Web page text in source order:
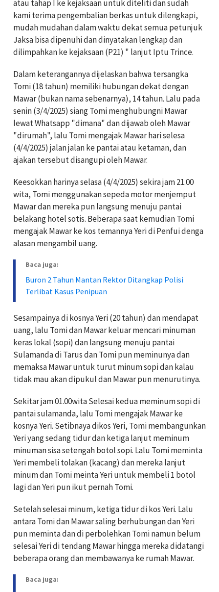
atau tahap I ke kejaksaan untuk diteliti dan sudah
kami terima pengembalian berkas untuk dilengkapi,
mudah mudahan dalam waktu dekat semua petunjuk
Jaksa bisa dipenuhi dan dinyatakan lengkap dan
dilimpahkan ke kejaksaan (P21) " lanjut Iptu Trince.
Dalam keterangannya dijelaskan bahwa tersangka
Tomi (18 tahun) memiliki hubungan dekat dengan
Mawar (bukan nama sebenarnya), 14 tahun. Lalu pada
senin (3/4/2025) siang Tomi menghubungni Mawar
lewat Whatsapp "dimana" dan dijawab oleh Mawar
"dirumah", lalu Tomi mengajak Mawar hari selesa
(4/4/2025) jalan jalan ke pantai atau ketaman, dan
ajakan tersebut disangupi oleh Mawar.
Keesokkan harinya selasa (4/4/2025) sekira jam 21.00
wita, Tomi menggunakan sepeda motor menjemput
Mawar dan mereka pun langsung menuju pantai
belakang hotel sotis. Beberapa saat kemudian Tomi
mengajak Mawar ke kos temannya Yeri di Penfui denga
alasan mengambil uang.
Baca juga:
Buron 2 Tahun Mantan Rektor Ditangkap Polisi
Terlibat Kasus Penipuan
Sesampainya di kosnya Yeri (20 tahun) dan mendapat
uang, lalu Tomi dan Mawar keluar mencari minuman
keras lokal (sopi) dan langsung menuju pantai
Sulamanda di Tarus dan Tomi pun meminunya dan
memaksa Mawar untuk turut minum sopi dan kalau
tidak mau akan dipukul dan Mawar pun menurutinya.
Sekitar jam 01.00wita Selesai kedua meminum sopi di
pantai sulamanda, lalu Tomi mengajak Mawar ke
kosnya Yeri. Setibnaya dikos Yeri, Tomi membangunkan
Yeri yang sedang tidur dan ketiga lanjut meminum
minuman sisa setengah botol sopi. Lalu Tomi meminta
Yeri membeli tolakan (kacang) dan mereka lanjut
minum dan Tomi meinta Yeri untuk membeli 1 botol
lagi dan Yeri pun ikut pernah Tomi.
Setelah selesai minum, ketiga tidur di kos Yeri. Lalu
antara Tomi dan Mawar saling berhubungan dan Yeri
pun meminta dan di perbolehkan Tomi namun belum
selesai Yeri di tendang Mawar hingga mereka didatangi
beberapa orang dan membawanya ke rumah Mawar.
Baca juga: